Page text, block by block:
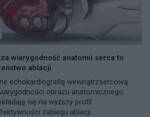
wiarygodność anatomii serca to
ablacji
echokardiografią wewnątrzsercową
obrazu anatomicznego
się na wyższy profil
zabiegu ablacji....